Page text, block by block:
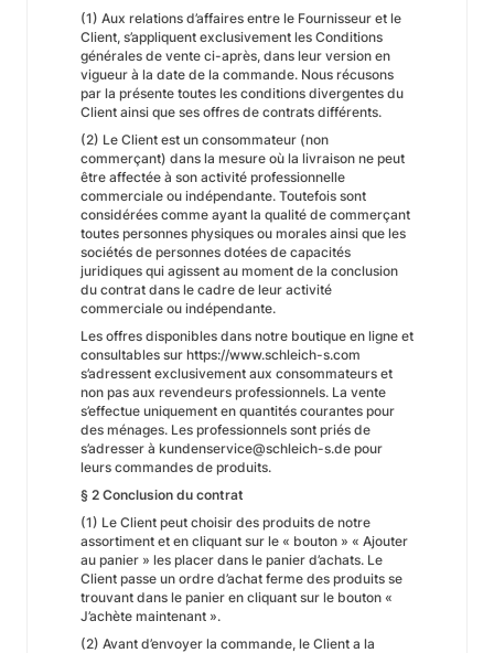
(1) Aux relations d’affaires entre le Fournisseur et le
Client, s’appliquent exclusivement les Conditions
générales de vente ci-après, dans leur version en
vigueur à la date de la commande. Nous récusons
par la présente toutes les conditions divergentes du
Client ainsi que ses offres de contrats différents.
(2) Le Client est un consommateur (non
commerçant) dans la mesure où la livraison ne peut
être affectée à son activité professionnelle
commerciale ou indépendante. Toutefois sont
considérées comme ayant la qualité de commerçant
toutes personnes physiques ou morales ainsi que les
sociétés de personnes dotées de capacités
juridiques qui agissent au moment de la conclusion
du contrat dans le cadre de leur activité
commerciale ou indépendante.
Les offres disponibles dans notre boutique en ligne et
consultables sur https://www.schleich-s.com
s’adressent exclusivement aux consommateurs et
non pas aux revendeurs professionnels. La vente
s’effectue uniquement en quantités courantes pour
des ménages. Les professionnels sont priés de
s’adresser à kundenservice@schleich-s.de pour
leurs commandes de produits.
§ 2 Conclusion du contrat
(1) Le Client peut choisir des produits de notre
assortiment et en cliquant sur le « bouton » « Ajouter
au panier » les placer dans le panier d’achats. Le
Client passe un ordre d’achat ferme des produits se
trouvant dans le panier en cliquant sur le bouton «
J’achète maintenant ».
(2) Avant d’envoyer la commande, le Client a la